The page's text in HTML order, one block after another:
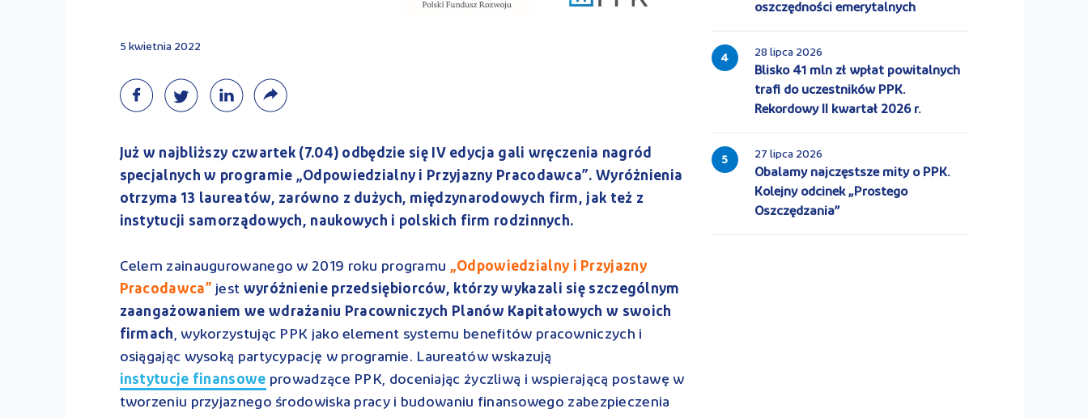
5 kwietnia 2022
Już w najbliższy czwartek (7.04) odbędzie się IV edycja gali wręczenia nagród
specjalnych w programie „Odpowiedzialny i Przyjazny Pracodawca”. Wyróżnienia
otrzyma 13 laureatów, zarówno z dużych, międzynarodowych firm, jak też z
instytucji samorządowych, naukowych i polskich firm rodzinnych.
Celem zainaugurowanego w 2019 roku programu „Odpowiedzialny i Przyjazny
Pracodawca” jest wyróżnienie przedsiębiorców, którzy wykazali się szczególnym
zaangażowaniem we wdrażaniu Pracowniczych Planów Kapitałowych w swoich
firmach, wykorzystując PPK jako element systemu benefitów pracowniczych i
osiągając wysoką partycypację w programie. Laureatów wskazują
instytucje finansowe prowadzące PPK, doceniając życzliwą i wspierającą postawę w
tworzeniu przyjaznego środowiska pracy i budowaniu finansowego zabezpieczenia
oszczędności emerytalnych
4 28 lipca 2026
Blisko 41 mln zł wpłat powitalnych
trafi do uczestników PPK.
Rekordowy II kwartał 2026 r.
5 27 lipca 2026
Obalamy najczęstsze mity o PPK.
Kolejny odcinek „Prostego
Oszczędzania”